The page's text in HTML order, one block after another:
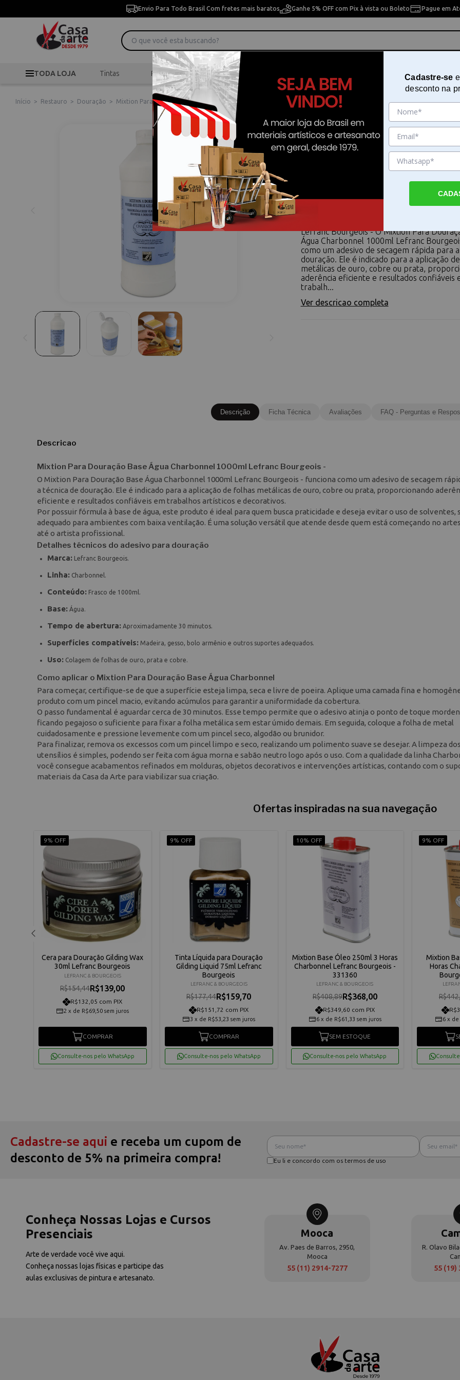
Envio Para Todo Brasil Com fretes mais baratos Ganhe 5% OFF com Pix à vista ou Boleto Pague em
TODA LOJA Tintas Pincéis Desenho Pintura
Início > Restauro > Douração > Mixtion Para Douração Base Água Charbonnel 1000ml Lefranc Bourgeois - 331364
Mixtion Para Douração Base
Charbonnel 1000ml Lefranc
331364
Lefranc Bourgeois - O Mixtion Para
Água Charbonnel 1000ml Lefranc
como um adesivo de secagem rápida para
douração. Ele é indicado para a aplicação
metálicas de ouro, cobre ou prata,
aderência eficiente e resultados confiáveis
trabalh...
Ver descricao completa
Descrição Ficha Técnica Avaliações FAQ - Perguntas e
Descricao
Mixtion Para Douração Base Água Charbonnel 1000ml Lefranc Bourgeois -
O Mixtion Para Douração Base Água Charbonnel 1000ml Lefranc Bourgeois - funciona como um adesivo de secagem
a técnica de douração. Ele é indicado para a aplicação de folhas metálicas de ouro, cobre ou prata, proporcionando
eficiente e resultados confiáveis em trabalhos artísticos e decorativos.
Por possuir fórmula à base de água, este produto é ideal para quem busca praticidade e deseja evitar o uso de solventes,
adequado para ambientes com baixa ventilação. É uma solução versátil que atende desde quem está começando no
até o artista profissional.
Detalhes técnicos do adesivo para douração
Marca: Lefranc Bourgeois.
Linha: Charbonnel.
Conteúdo: Frasco de 1000ml.
Base: Água.
Tempo de abertura: Aproximadamente 30 minutos.
Superfícies compatíveis: Madeira, gesso, bolo armênio e outros suportes adequados.
Uso: Colagem de folhas de ouro, prata e cobre.
Como aplicar o Mixtion Para Douração Base Água Charbonnel
Para começar, certifique-se de que a superfície esteja limpa, seca e livre de poeira. Aplique uma camada fina e
produto com um pincel macio, evitando acúmulos para garantir a uniformidade da cobertura.
O passo fundamental é aguardar cerca de 30 minutos. Esse tempo permite que o adesivo atinja o ponto de toque
ficando pegajoso o suficiente para fixar a folha metálica sem estar úmido demais. Em seguida, coloque a folha de metal
cuidadosamente e pressione levemente com um pincel seco, algodão ou brunidor.
Para finalizar, remova os excessos com um pincel limpo e seco, realizando um polimento suave se desejar. A limpeza dos
utensílios é simples, podendo ser feita com água morna e sabão neutro logo após o uso. Com a qualidade da linha
você consegue acabamentos refinados em molduras, objetos decorativos e intervenções artísticas, contando com o
materiais da Casa da Arte para viabilizar sua criação.
Ofertas inspiradas na sua navegação
9% OFF
Cera para Douração Gilding Wax
30ml Lefranc Bourgeois
LEFRANC & BOURGEOIS
R$154,44R$139,00
R$132,05 com PIX
2 x de R$69,50 sem juros
COMPRAR
Consulte-nos pelo WhatsApp
9% OFF
Tinta Líquida para Douração
Gilding Liquid 75ml Lefranc
Bourgeois
LEFRANC & BOURGEOIS
R$177,44R$159,70
R$151,72 com PIX
3 x de R$53,23 sem juros
COMPRAR
Consulte-nos pelo WhatsApp
10% OFF
Mixtion Base Óleo 250ml 3 Horas
Charbonnel Lefranc Bourgeois -
331360
LEFRANC & BOURGEOIS
R$408,89R$368,00
R$349,60 com PIX
6 x de R$61,33 sem juros
SEM ESTOQUE
Consulte-nos pelo WhatsApp
9% OFF
Mixtion
Horas
6 x de
Cadastre-se aqui e receba um cupom de
desconto de 5% na primeira compra!
Eu li e concordo com os termos de uso
Conheça Nossas Lojas e Cursos
Presenciais
Arte de verdade você vive aqui.
Conheça nossas lojas físicas e participe das
aulas exclusivas de pintura e artesanato.
Mooca
Av. Paes de Barros, 2950,
Mooca
55 (11) 2914-7277
R. Olavo
55 (19)
Cadastre-se
desconto na